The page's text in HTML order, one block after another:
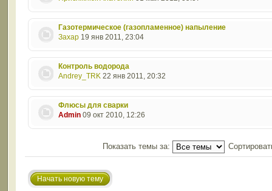
Газотермическое (газопламенное) напыление
Захар19 янв 2011, 23:04
Контроль водорода
Andrey_TRK22 янв 2011, 20:32
Флюсы для сварки
Admin09 окт 2010, 12:26
Показать темы за:
Начать новую тему